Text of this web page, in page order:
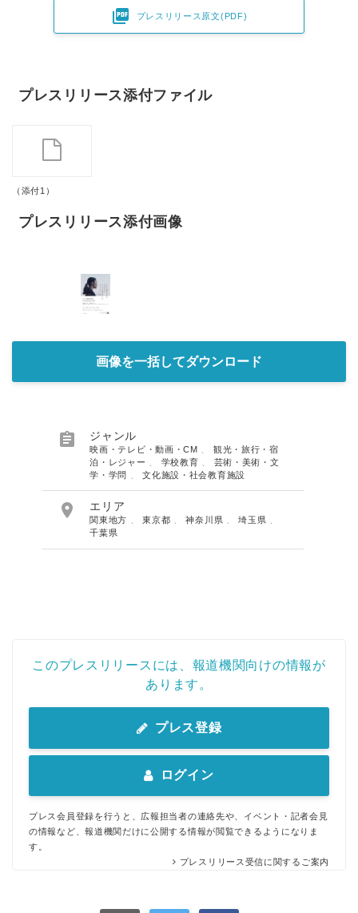
 プレスリリース原文(PDF)
プレスリリース添付ファイル
（添付1）
プレスリリース添付画像
画像を一括してダウンロード
 ジャンル
映画・テレビ・動画・CM 、 観光・旅行・宿
泊・レジャー 、 学校教育 、 芸術・美術・文
学・学問 、文化施設・社会教育施設
 エリア
関東地方 、東京都 、神奈川県 、埼玉県 、
千葉県
このプレスリリースには、報道機関向けの情報が
あります。
プレス登録
ログイン
プレス会員登録を行うと、広報担当者の連絡先や、イベント・記者会見
の情報など、報道機関だけに公開する情報が閲覧できるようになりま
す。
プレスリリース受信に関するご案内